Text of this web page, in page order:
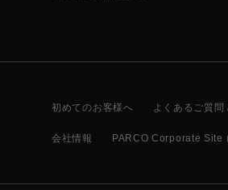
初めてのお客様へ よくあるご質問
会社情報 PARCO Corporate Site